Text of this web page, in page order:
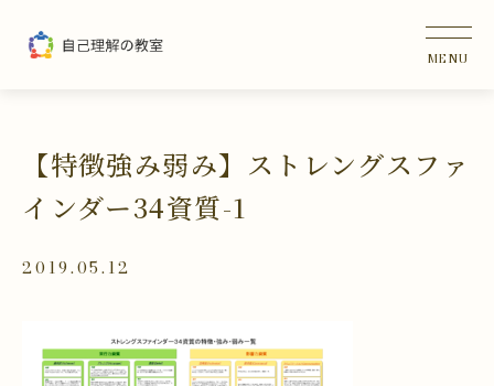
【特徴強み弱み】ストレングスファ
インダー34資質-1
2019.05.12